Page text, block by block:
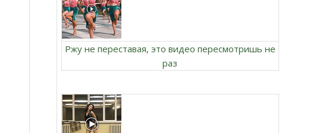
Ржу не переставая, это видео пересмотришь не
раз